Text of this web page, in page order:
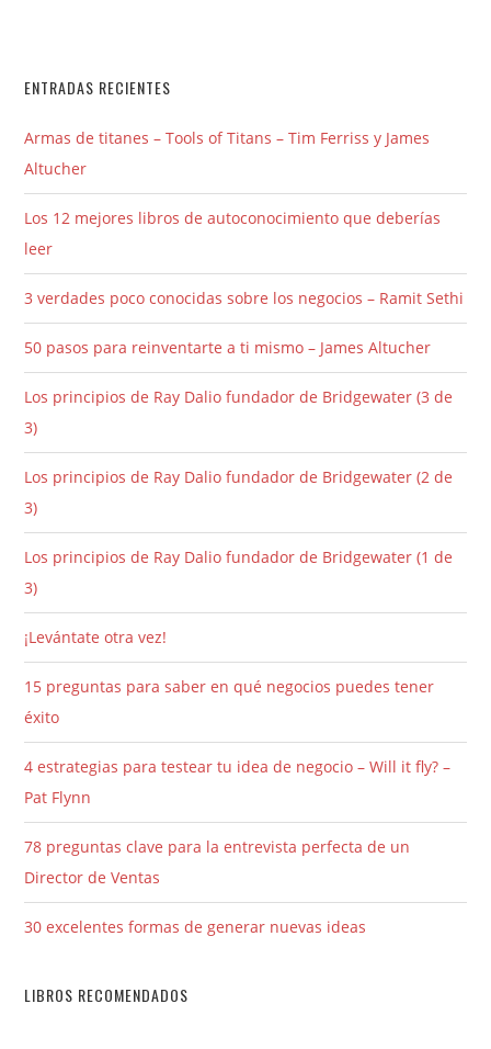
ENTRADAS RECIENTES
Armas de titanes – Tools of Titans – Tim Ferriss y James
Altucher
Los 12 mejores libros de autoconocimiento que deberías
leer
3 verdades poco conocidas sobre los negocios – Ramit Sethi
50 pasos para reinventarte a ti mismo – James Altucher
Los principios de Ray Dalio fundador de Bridgewater (3 de
3)
Los principios de Ray Dalio fundador de Bridgewater (2 de
3)
Los principios de Ray Dalio fundador de Bridgewater (1 de
3)
¡Levántate otra vez!
15 preguntas para saber en qué negocios puedes tener
éxito
4 estrategias para testear tu idea de negocio – Will it fly? –
Pat Flynn
78 preguntas clave para la entrevista perfecta de un
Director de Ventas
30 excelentes formas de generar nuevas ideas
LIBROS RECOMENDADOS